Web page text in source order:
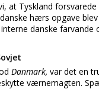
at Tyskland
hærs opgave
danske
Danmark, var det en
værnemagten.